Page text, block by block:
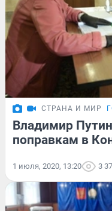
СТРАНА И МИР
Владимир
поправкам в
1 июля, 2020, 13:20 3